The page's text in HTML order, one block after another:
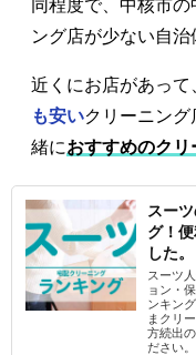
同程度で、中核市の
ング店が少ない自治
近くにお店があって
も安いクリーニン
緒におすすめのク
スー
グ！
した。
スーツ
ョン・
ンキン
まクリ
方続出
ださい。